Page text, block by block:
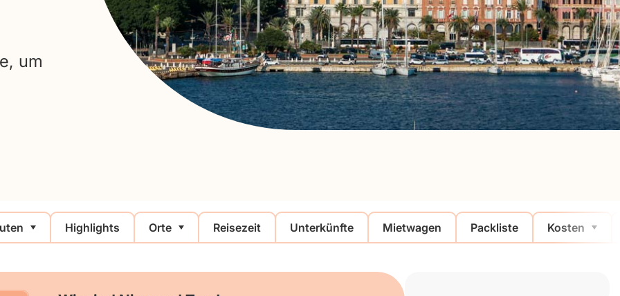
um
Highlights Orte Reisezeit Unterkünfte Mietwagen Packliste Kosten